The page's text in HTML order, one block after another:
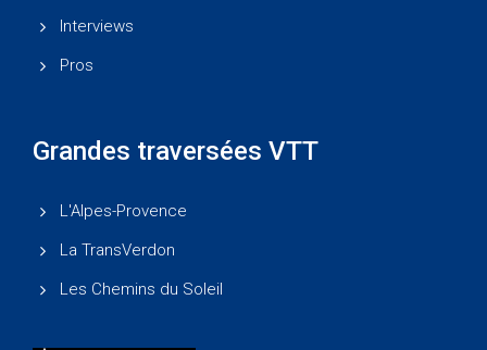
Interviews
Pros
Grandes traversées VTT
L'Alpes-Provence
La TransVerdon
Les Chemins du Soleil